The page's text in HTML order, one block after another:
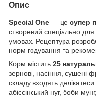
Опис
Special One — це супер
створений спеціально
умовах. Рецептура
норм годування та
Корм містить 25
зернові, насіння, сушені
складу входять
абіссінський нуг, боби